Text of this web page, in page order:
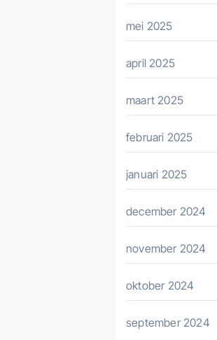
mei 2025
april 2025
maart 2025
februari 2025
januari 2025
december 2024
november 2024
oktober 2024
september 2024